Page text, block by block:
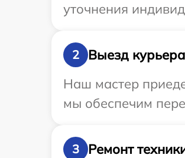
уточнения
2
Выезд
Наш мастер
мы обеспечим
3
Ремонт